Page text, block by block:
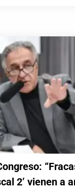
2’ vienen a